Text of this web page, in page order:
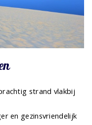
strand vlakbij
en gezinsvriendelijk